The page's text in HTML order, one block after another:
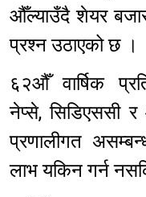
औँल्याउँदै शेयर
प्रश्न उठाएको छ ।
६२औँ वार्षिक
नेप्से, सिडिएससी र
प्रणालीगत
लाभ यकिन गर्न